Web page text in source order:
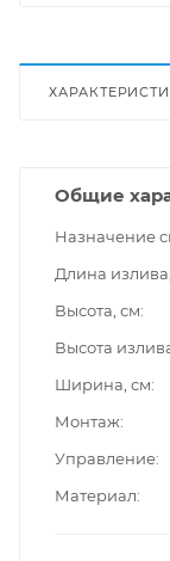
Общие
Назначение
Длина
Высота, см
Высота
Ширина, см
Монтаж
Управление
Материал